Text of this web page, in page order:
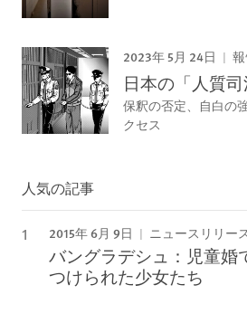
2023年 5月 24日
日本の「人質司
保釈の否定、自白の
クセス
人気の記事
2015年 6月 9日 ニュースリリー
バングラデシュ：児童婚
つけられた少女たち